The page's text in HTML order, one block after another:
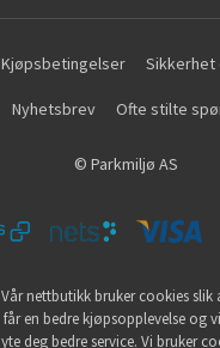
Kjøpsbetingelser Sikkerhet
Nyhetsbrev Ofte stilte
© Parkmiljø AS
Vår nettbutikk bruker cookies slik
får en bedre kjøpsopplevelse og
yte deg bedre service. Vi bruker